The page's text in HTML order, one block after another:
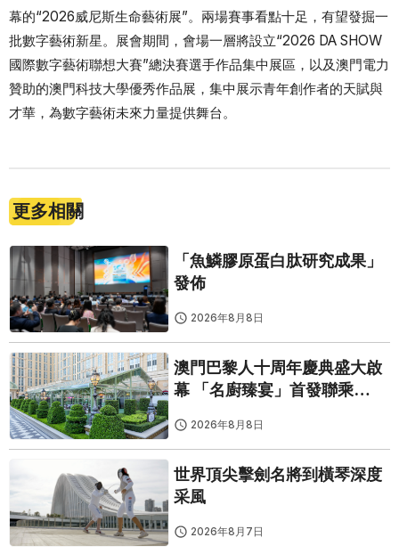
幕的“2026威尼斯生命藝術展”。兩場賽事看點十足，有望發掘一
批數字藝術新星。展會期間，會場一層將設立“2026 DA SHOW
國際數字藝術聯想大賽”總決賽選手作品集中展區，以及澳門電力
贊助的澳門科技大學優秀作品展，集中展示青年創作者的天賦與
才華，為數字藝術未來力量提供舞台。
更多相關
「魚鱗膠原蛋白肽研究成果」
發佈
2026年8月8日
澳門巴黎人十周年慶典盛大啟
幕 「名廚臻宴」首發聯乘
2026年8月8日
世界頂尖擊劍名將到橫琴深度
采風
2026年8月7日